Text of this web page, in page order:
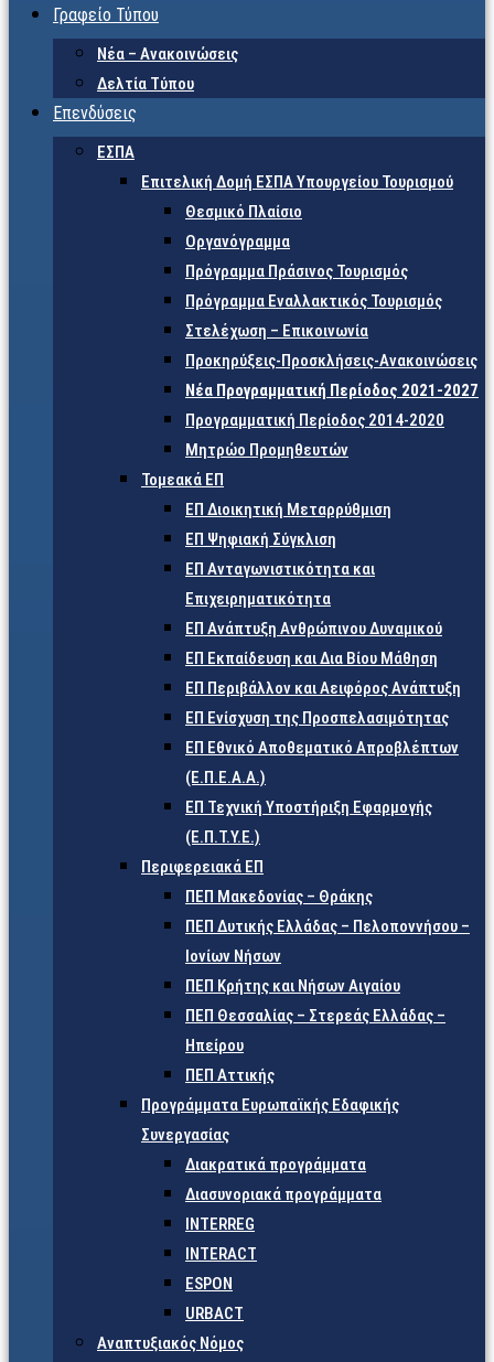
Γραφείο Τύπου
Νέα – Ανακοινώσεις
Δελτία Τύπου
Επενδύσεις
ΕΣΠΑ
Επιτελική Δομή ΕΣΠΑ Υπουργείου Τουρισμού
Θεσμικό Πλαίσιο
Οργανόγραμμα
Πρόγραμμα Πράσινος Τουρισμός
Πρόγραμμα Εναλλακτικός Τουρισμός
Στελέχωση – Επικοινωνία
Προκηρύξεις-Προσκλήσεις-Ανακοινώσεις
Νέα Προγραμματική Περίοδος 2021-2027
Προγραμματική Περίοδος 2014-2020
Μητρώο Προμηθευτών
Τομεακά ΕΠ
ΕΠ Διοικητική Μεταρρύθμιση
ΕΠ Ψηφιακή Σύγκλιση
ΕΠ Ανταγωνιστικότητα και
Επιχειρηματικότητα
ΕΠ Ανάπτυξη Ανθρώπινου Δυναμικού
ΕΠ Εκπαίδευση και Δια Βίου Μάθηση
ΕΠ Περιβάλλον και Αειφόρος Ανάπτυξη
ΕΠ Ενίσχυση της Προσπελασιμότητας
ΕΠ Εθνικό Αποθεματικό Απροβλέπτων
(Ε.Π.Ε.Α.Α.)
ΕΠ Τεχνική Υποστήριξη Εφαρμογής
(Ε.Π.Τ.Υ.Ε.)
Περιφερειακά ΕΠ
ΠΕΠ Μακεδονίας – Θράκης
ΠΕΠ Δυτικής Ελλάδας – Πελοποννήσου –
Ιονίων Νήσων
ΠΕΠ Κρήτης και Νήσων Αιγαίου
ΠΕΠ Θεσσαλίας – Στερεάς Ελλάδας –
Ηπείρου
ΠΕΠ Αττικής
Προγράμματα Ευρωπαϊκής Εδαφικής
Συνεργασίας
Διακρατικά προγράμματα
Διασυνοριακά προγράμματα
INTERREG
INTERACT
ESPON
URBACT
Αναπτυξιακός Νόμος